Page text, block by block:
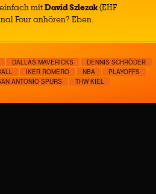
mitDavid Szlezak(EHF
Four anhören? Eben.
DALLAS MAVERICKS
DENNIS SCHRÖDER
IKER ROMERO NBA
PLAYOFFS
ANTONIO SPURS
THW KIEL